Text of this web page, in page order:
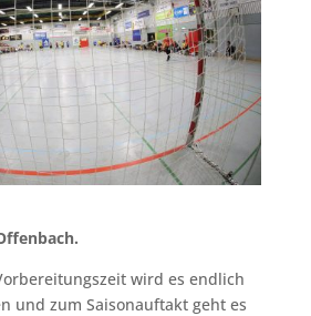
wird es endlich
und zum Saisonauftakt geht es